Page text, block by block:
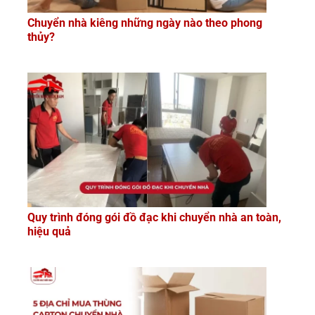
Chuyển nhà kiêng những ngày nào theo phong
thủy?
Quy trình đóng gói đồ đạc khi chuyển nhà an toàn,
hiệu quả